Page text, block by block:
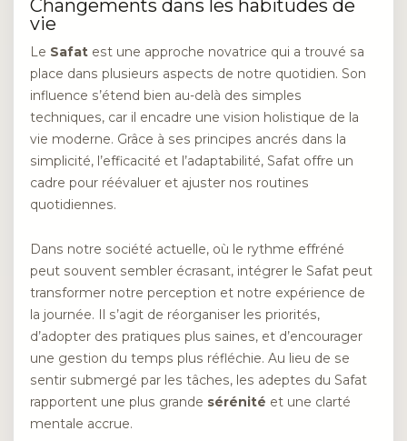
Changements dans les habitudes de
vie
Le Safat est une approche novatrice qui a trouvé sa
place dans plusieurs aspects de notre quotidien. Son
influence s’étend bien au-delà des simples
techniques, car il encadre une vision holistique de la
vie moderne. Grâce à ses principes ancrés dans la
simplicité, l’efficacité et l’adaptabilité, Safat offre un
cadre pour réévaluer et ajuster nos routines
quotidiennes.
Dans notre société actuelle, où le rythme effréné
peut souvent sembler écrasant, intégrer le Safat peut
transformer notre perception et notre expérience de
la journée. Il s’agit de réorganiser les priorités,
d’adopter des pratiques plus saines, et d’encourager
une gestion du temps plus réfléchie. Au lieu de se
sentir submergé par les tâches, les adeptes du Safat
rapportent une plus grande sérénité et une clarté
mentale accrue.